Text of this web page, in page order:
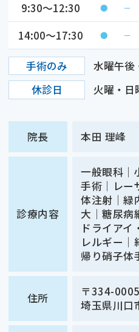
手術のみ
水曜午後
休診日
火曜・日
9:30～12:30
● －
14:00～17:30 ● －
院長 本田 理峰
診療内容
一般眼科｜
手術｜レー
体注射｜緑
大｜糖尿病
ドライアイ
レルギー｜
帰り硝子体
住所
〒334-0005
埼玉県川口